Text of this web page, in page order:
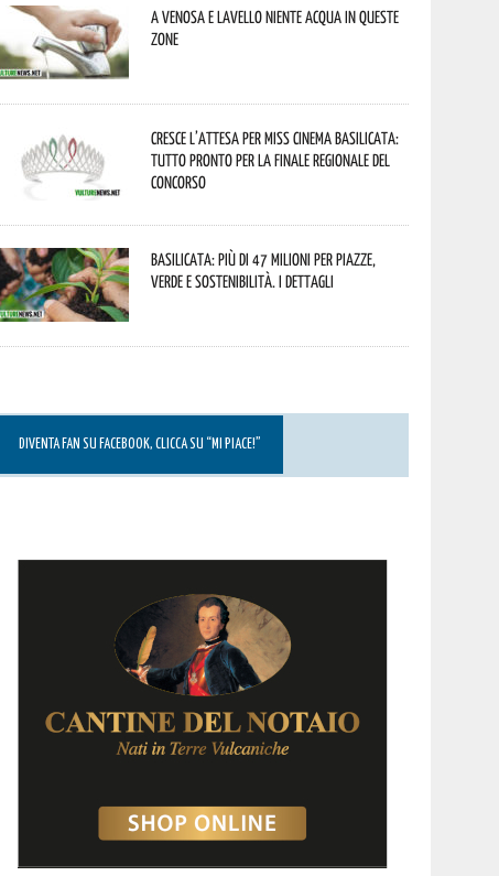
A Venosa e Lavello niente acqua in queste
zone
Cresce l’attesa per Miss Cinema Basilicata:
tutto pronto per la finale regionale del
concorso
Basilicata: più di 47 milioni per piazze,
verde e sostenibilità. I dettagli
DIVENTA FAN SU FACEBOOK, CLICCA SU “MI PIACE!”